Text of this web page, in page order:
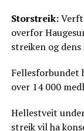
Storstreik:
overfor
streiken og
Fellesforbundet
over 14 000
Hellestveit
streik vil ha